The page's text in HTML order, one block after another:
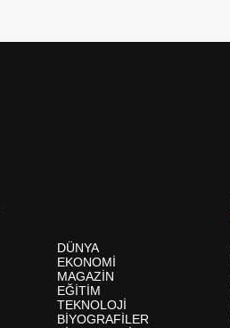
DÜNYA
EKONOMİ
MAGAZİN
EĞİTİM
TEKNOLOJİ
BİYOGRAFİLER